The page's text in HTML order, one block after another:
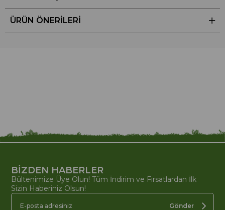
ÜRÜN ÖNERILERI
BİZDEN HABERLER
Bültenimize Üye Olun! Tüm İndirim ve Fırsatlardan İlk
Sizin Haberiniz Olsun!
Gönder